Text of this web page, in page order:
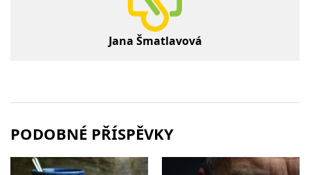
Jana Šmatlavová
PODOBNÉ PŘÍSPĚVKY